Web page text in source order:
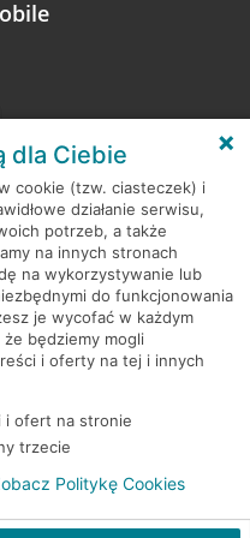
prawa zastrzeżone
dla Ciebie
cookie (tzw. ciasteczek) i
działanie serwisu,
potrzeb, a także
na innych stronach
na wykorzystywanie lub
do funkcjonowania
je wycofać w każdym
będziemy mogli
i oferty na tej i innych
i ofert na stronie
trzecie
Politykę Cookies